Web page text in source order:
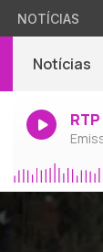
NOTÍCIAS
Notícias